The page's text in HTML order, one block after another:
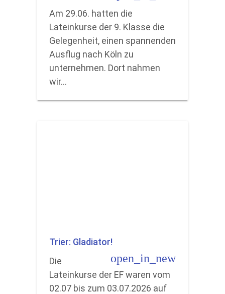
Am 29.06. hatten die
Lateinkurse der 9. Klasse die
Gelegenheit, einen spannenden
Ausflug nach Köln zu
unternehmen. Dort nahmen
wir…
Trier: Gladiator!
open_in_new
Die
Lateinkurse der EF waren vom
02.07 bis zum 03.07.2026 auf